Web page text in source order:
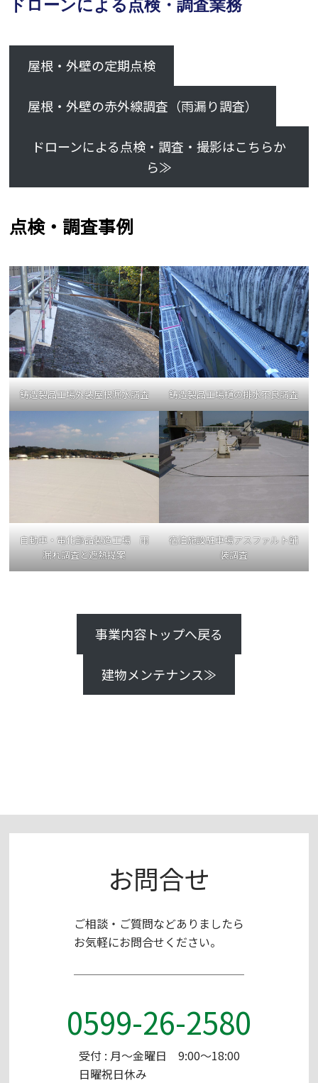
ドローンによる点検・調査業務
屋根・外壁の定期点検
屋根・外壁の赤外線調査（雨漏り調査）
ドローンによる点検・調査・撮影はこちらか
ら≫
点検・調査事例
鋳造製品工場外装屋根漏水調査 鋳造製品工場樋の排水不良調査
自動車・電化部品製造工場 雨
漏れ調査と遮熱提案
宿泊施設駐車場アスファルト舗
装調査
事業内容トップへ戻る
建物メンテナンス≫
お問合せ
ご相談・ご質問などありましたら
お気軽にお問合せください。
0599-26-2580
受付 : 月～金曜日 9:00～18:00
日曜祝日休み